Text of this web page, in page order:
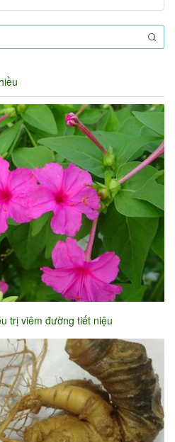
trị viêm đường tiết niệu